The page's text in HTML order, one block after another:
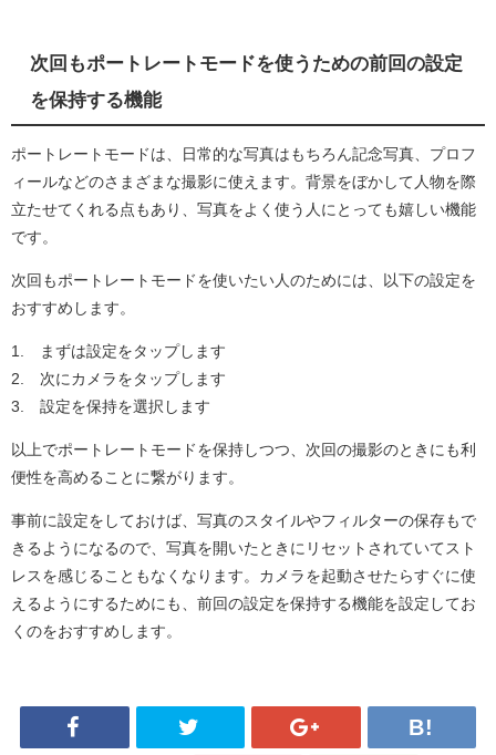
次回もポートレートモードを使うための前回の設定
を保持する機能
ポートレートモードは、日常的な写真はもちろん記念写真、プロフ
ィールなどのさまざまな撮影に使えます。背景をぼかして人物を際
立たせてくれる点もあり、写真をよく使う人にとっても嬉しい機能
です。
次回もポートレートモードを使いたい人のためには、以下の設定を
おすすめします。
1. まずは設定をタップします
2. 次にカメラをタップします
3. 設定を保持を選択します
以上でポートレートモードを保持しつつ、次回の撮影のときにも利
便性を高めることに繋がります。
事前に設定をしておけば、写真のスタイルやフィルターの保存もで
きるようになるので、写真を開いたときにリセットされていてスト
レスを感じることもなくなります。カメラを起動させたらすぐに使
えるようにするためにも、前回の設定を保持する機能を設定してお
くのをおすすめします。